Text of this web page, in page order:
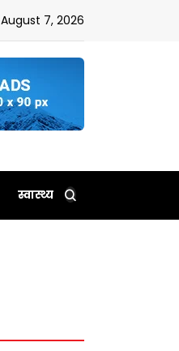
August 7, 2026
स्वास्थ्य